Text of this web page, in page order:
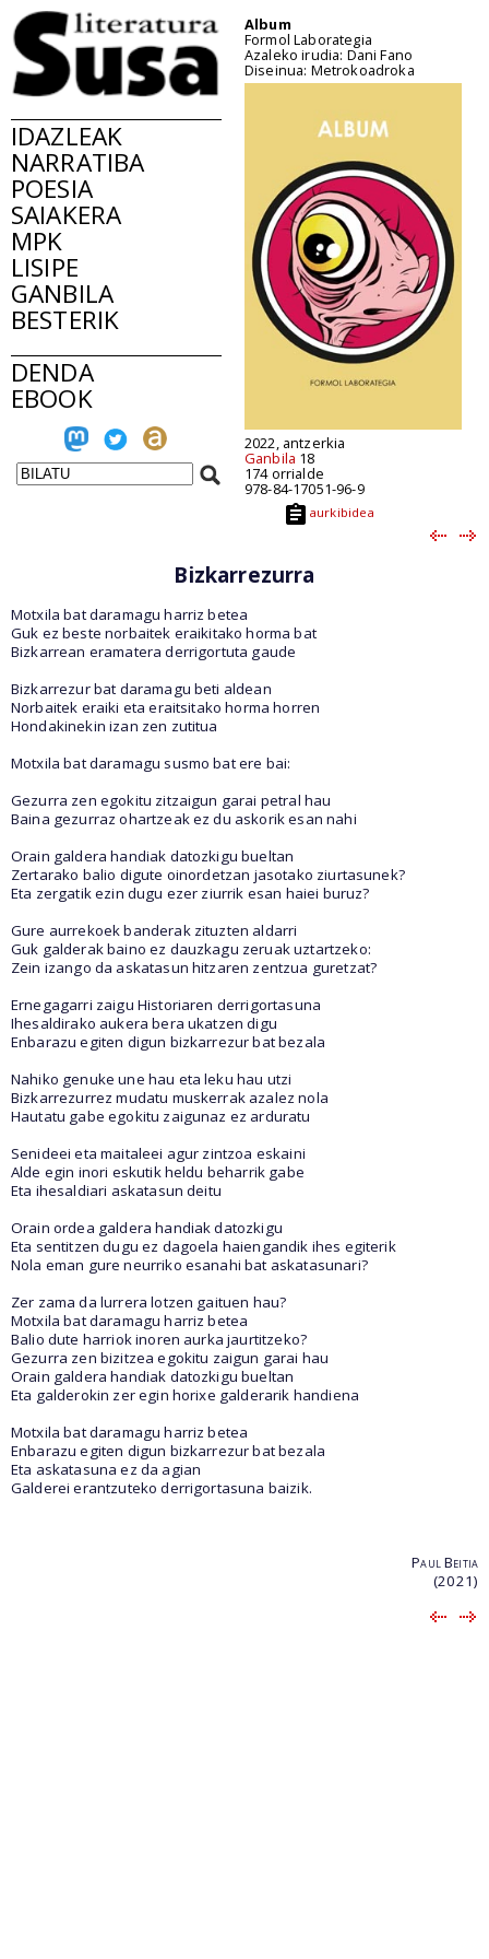
IDAZLEAK
NARRATIBA
POESIA
SAIAKERA
MPK
LISIPE
GANBILA
BESTERIK
DENDA
EBOOK
Album
Formol Laborategia
Azaleko irudia: Dani Fano
Diseinua: Metrokoadroka
2022, antzerkia
Ganbila 18
174 orrialde
978-84-17051-96-9
aurkibidea
Bizkarrezurra
Motxila bat daramagu harriz betea
Guk ez beste norbaitek eraikitako horma bat
Bizkarrean eramatera derrigortuta gaude
Bizkarrezur bat daramagu beti aldean
Norbaitek eraiki eta eraitsitako horma horren
Hondakinekin izan zen zutitua
Motxila bat daramagu susmo bat ere bai:
Gezurra zen egokitu zitzaigun garai petral hau
Baina gezurraz ohartzeak ez du askorik esan nahi
Orain galdera handiak datozkigu bueltan
Zertarako balio digute oinordetzan jasotako ziurtasunek?
Eta zergatik ezin dugu ezer ziurrik esan haiei buruz?
Gure aurrekoek banderak zituzten aldarri
Guk galderak baino ez dauzkagu zeruak uztartzeko:
Zein izango da askatasun hitzaren zentzua guretzat?
Ernegagarri zaigu Historiaren derrigortasuna
Ihesaldirako aukera bera ukatzen digu
Enbarazu egiten digun bizkarrezur bat bezala
Nahiko genuke une hau eta leku hau utzi
Bizkarrezurrez mudatu muskerrak azalez nola
Hautatu gabe egokitu zaigunaz ez arduratu
Senideei eta maitaleei agur zintzoa eskaini
Alde egin inori eskutik heldu beharrik gabe
Eta ihesaldiari askatasun deitu
Orain ordea galdera handiak datozkigu
Eta sentitzen dugu ez dagoela haiengandik ihes egiterik
Nola eman gure neurriko esanahi bat askatasunari?
Zer zama da lurrera lotzen gaituen hau?
Motxila bat daramagu harriz betea
Balio dute harriok inoren aurka jaurtitzeko?
Gezurra zen bizitzea egokitu zaigun garai hau
Orain galdera handiak datozkigu bueltan
Eta galderokin zer egin horixe galderarik handiena
Motxila bat daramagu harriz betea
Enbarazu egiten digun bizkarrezur bat bezala
Eta askatasuna ez da agian
Galderei erantzuteko derrigortasuna baizik.
Paul Beitia
(2021)